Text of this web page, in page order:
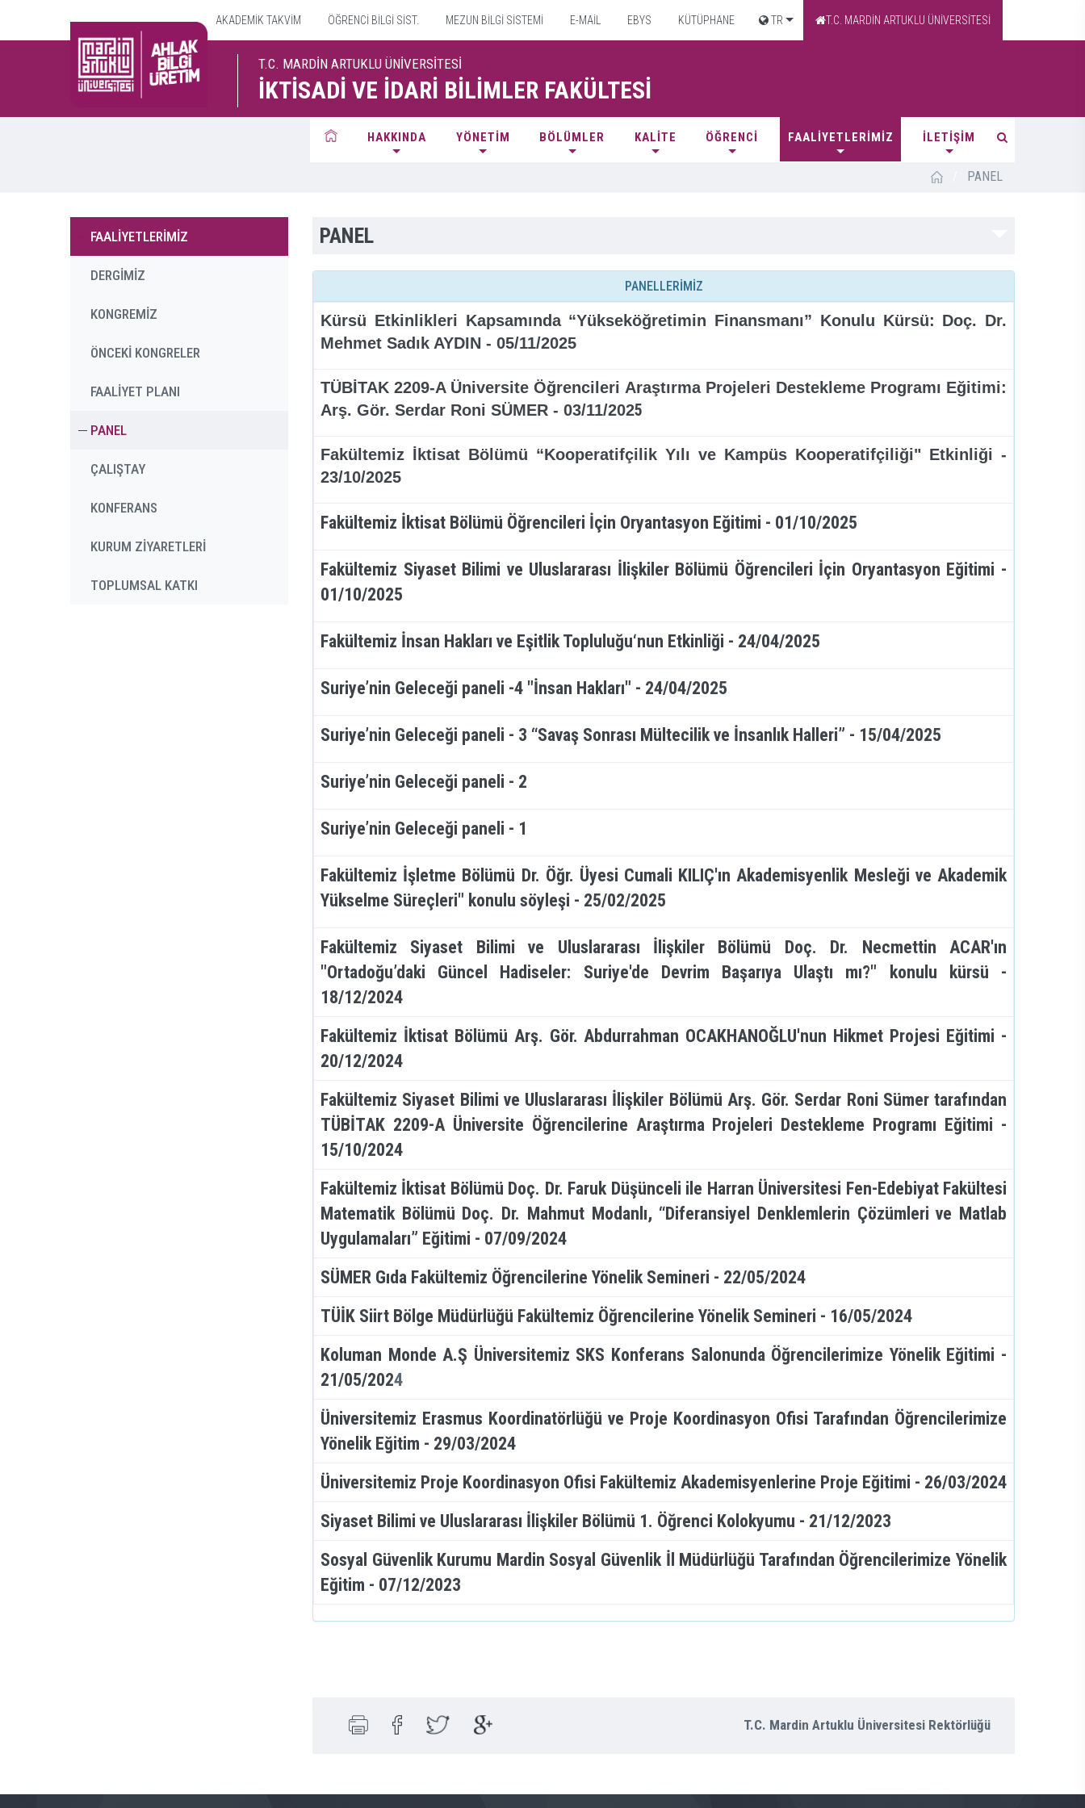
AKADEMİK TAKVİM ÖĞRENCİ BİLGİ SİST. MEZUN BİLGİ SİSTEMİ E-MAİL EBYS KÜTÜPHANE TR T.C. MARDİN ARTUKLU ÜNİVERSİTESİ
T.C. MARDİN ARTUKLU ÜNİVERSİTESİ
İKTİSADİ VE İDARİ BİLİMLER FAKÜLTESİ
HAKKINDA YÖNETİM BÖLÜMLER KALİTE ÖĞRENCİ FAALİYETLERİMİZ İLETİŞİM
PANEL
FAALİYETLERİMİZ
DERGİMİZ
KONGREMİZ
ÖNCEKİ KONGRELER
FAALİYET PLANI
PANEL
ÇALIŞTAY
KONFERANS
KURUM ZİYARETLERİ
TOPLUMSAL KATKI
PANEL
PANELLERİMİZ
Kürsü Etkinlikleri Kapsamında “Yükseköğretimin Finansmanı” Konulu Kürsü: Doç. Dr.
Mehmet Sadık AYDIN - 05/11/2025
TÜBİTAK 2209-A Üniversite Öğrencileri Araştırma Projeleri Destekleme Programı Eğitimi:
Arş. Gör. Serdar Roni SÜMER - 03/11/2025
Fakültemiz İktisat Bölümü “Kooperatifçilik Yılı ve Kampüs Kooperatifçiliği" Etkinliği -
23/10/2025
Fakültemiz İktisat Bölümü Öğrencileri İçin Oryantasyon Eğitimi - 01/10/2025
Fakültemiz Siyaset Bilimi ve Uluslararası İlişkiler Bölümü Öğrencileri İçin Oryantasyon Eğitimi -
01/10/2025
Fakültemiz İnsan Hakları ve Eşitlik Topluluğu‘nun Etkinliği - 24/04/2025
Suriye’nin Geleceği paneli -4 "İnsan Hakları" - 24/04/2025
Suriye’nin Geleceği paneli - 3 “Savaş Sonrası Mültecilik ve İnsanlık Halleri” - 15/04/2025
Suriye’nin Geleceği paneli - 2
Suriye’nin Geleceği paneli - 1
Fakültemiz İşletme Bölümü Dr. Öğr. Üyesi Cumali KILIÇ'ın Akademisyenlik Mesleği ve Akademik
Yükselme Süreçleri" konulu söyleşi - 25/02/2025
Fakültemiz Siyaset Bilimi ve Uluslararası İlişkiler Bölümü Doç. Dr. Necmettin ACAR'ın
"Ortadoğu’daki Güncel Hadiseler: Suriye'de Devrim Başarıya Ulaştı mı?" konulu kürsü -
18/12/2024
Fakültemiz İktisat Bölümü Arş. Gör. Abdurrahman OCAKHANOĞLU'nun Hikmet Projesi Eğitimi -
20/12/2024
Fakültemiz Siyaset Bilimi ve Uluslararası İlişkiler Bölümü Arş. Gör. Serdar Roni Sümer tarafından
TÜBİTAK 2209-A Üniversite Öğrencilerine Araştırma Projeleri Destekleme Programı Eğitimi -
15/10/2024
Fakültemiz İktisat Bölümü Doç. Dr. Faruk Düşünceli ile Harran Üniversitesi Fen-Edebiyat Fakültesi
Matematik Bölümü Doç. Dr. Mahmut Modanlı, “Diferansiyel Denklemlerin Çözümleri ve Matlab
Uygulamaları” Eğitimi - 07/09/2024
SÜMER Gıda Fakültemiz Öğrencilerine Yönelik Semineri - 22/05/2024
TÜİK Siirt Bölge Müdürlüğü Fakültemiz Öğrencilerine Yönelik Semineri - 16/05/2024
Koluman Monde A.Ş Üniversitemiz SKS Konferans Salonunda Öğrencilerimize Yönelik Eğitimi -
21/05/2024
Üniversitemiz Erasmus Koordinatörlüğü ve Proje Koordinasyon Ofisi Tarafından Öğrencilerimize
Yönelik Eğitim - 29/03/2024
Üniversitemiz Proje Koordinasyon Ofisi Fakültemiz Akademisyenlerine Proje Eğitimi - 26/03/2024
Siyaset Bilimi ve Uluslararası İlişkiler Bölümü 1. Öğrenci Kolokyumu - 21/12/2023
Sosyal Güvenlik Kurumu Mardin Sosyal Güvenlik İl Müdürlüğü Tarafından Öğrencilerimize Yönelik
Eğitim - 07/12/2023
T.C. Mardin Artuklu Üniversitesi Rektörlüğü